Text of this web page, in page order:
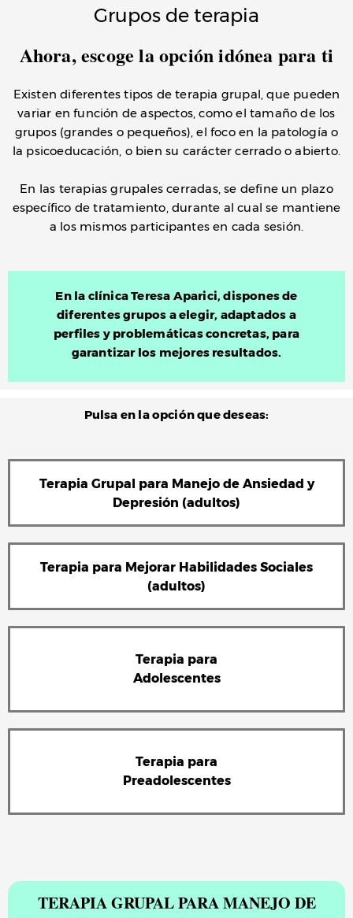
Grupos de terapia
Ahora, escoge la opción idónea para ti
Existen diferentes tipos de terapia grupal, que pueden
variar en función de aspectos, como el tamaño de los
grupos (grandes o pequeños), el foco en la patología o
la psicoeducación, o bien su carácter cerrado o abierto.
En las terapias grupales cerradas, se define un plazo
específico de tratamiento, durante al cual se mantiene
a los mismos participantes en cada sesión.
En la clínica Teresa Aparici, dispones de
diferentes grupos a elegir, adaptados a
perfiles y problemáticas concretas, para
garantizar los mejores resultados.
Pulsa en la opción que deseas:
Terapia Grupal para Manejo de Ansiedad y
Depresión (adultos)
Terapia para Mejorar Habilidades Sociales
(adultos)
Terapia para
Adolescentes
Terapia para
Preadolescentes
TERAPIA GRUPAL PARA MANEJO DE